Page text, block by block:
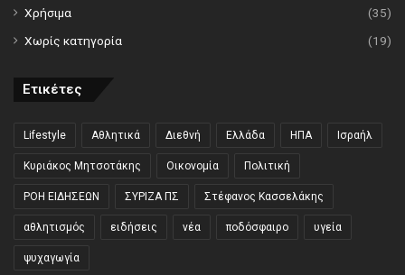
Χρήσιμα
(35)
Χωρίς κατηγορία
(19)
Ετικέτες
Lifestyle Αθλητικά Διεθνή Ελλάδα ΗΠΑ Ισραήλ
Κυριάκος Μητσοτάκης Οικονομία Πολιτική
ΡΟΗ ΕΙΔΗΣΕΩΝ ΣΥΡΙΖΑ ΠΣ Στέφανος Κασσελάκης
αθλητισμός ειδήσεις νέα ποδόσφαιρο υγεία
ψυχαγωγία